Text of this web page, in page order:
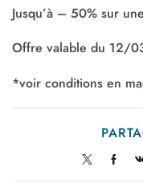
Jusqu’à – 50% sur
Offre valable du 12/
*voir conditions en